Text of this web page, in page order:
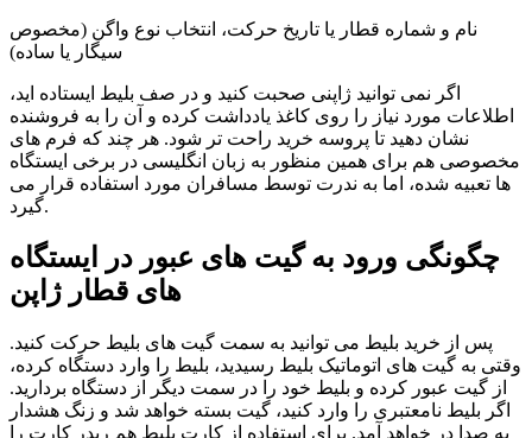
نام و شماره قطار یا تاریخ حرکت، انتخاب نوع واگن (مخصوص
سیگار یا ساده)
اگر نمی توانید ژاپنی صحبت کنید و در صف بلیط ایستاده اید،
اطلاعات مورد نیاز را روی کاغذ یادداشت کرده و آن را به فروشنده
نشان دهید تا پروسه خرید راحت تر شود. هر چند که فرم های
مخصوصی هم برای همین منظور به زبان انگلیسی در برخی ایستگاه
ها تعبیه شده، اما به ندرت توسط مسافران مورد استفاده قرار می
گیرد.
چگونگی ورود به گیت های عبور در ایستگاه
های قطار ژاپن
پس از خرید بلیط می توانید به سمت گیت های بلیط حرکت کنید.
وقتی به گیت های اتوماتیک بلیط رسیدید، بلیط را وارد دستگاه کرده،
از گیت عبور کرده و بلیط خود را در سمت دیگر از دستگاه بردارید.
اگر بلیط نامعتبری را وارد کنید، گیت بسته خواهد شد و زنگ هشدار
به صدا در خواهد آمد. برای استفاده از کارت بلیط هم ریدر کارت را